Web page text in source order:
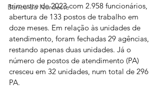
Banco do Nordeste
trimestre de 2023 com 2.958 funcionários,
abertura de 133 postos de trabalho em
doze meses. Em relação às unidades de
atendimento, foram fechadas 29 agências,
restando apenas duas unidades. Já o
número de postos de atendimento (PA)
cresceu em 32 unidades, num total de 296
PA.